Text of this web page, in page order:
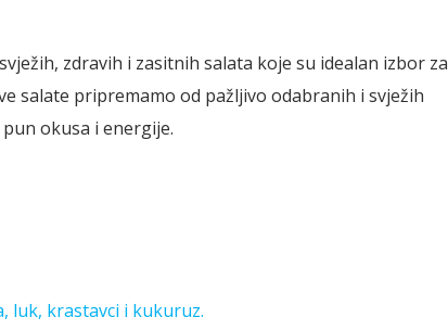
zdravih i zasitnih salata koje su idealan izbor za
salate pripremamo od pažljivo odabranih i svježih
okusa i energije.
luk, krastavci i kukuruz.